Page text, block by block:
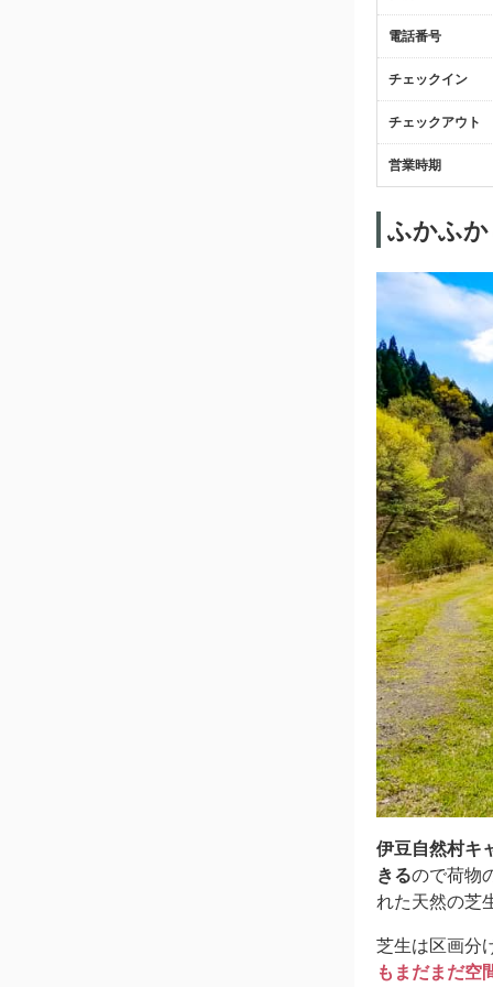
電話番号
チェックイン
チェックアウト
営業時期
ふかふ
伊豆自然村キ
きるので荷物
れた天然の芝
芝生は区画分
もまだまだ空